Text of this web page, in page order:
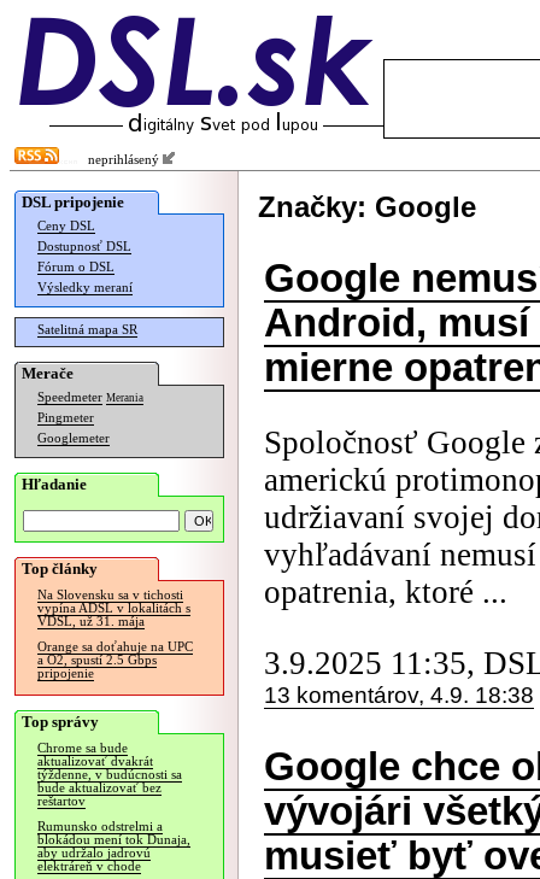
neprihlásený
DSL pripojenie
Ceny DSL
Dostupnosť DSL
Fórum o DSL
Výsledky meraní
Satelitná mapa SR
Merače
Speedmeter Merania
Pingmeter
Googlemeter
Hľadanie
Top články
Na Slovensku sa v tichosti
vypína ADSL v lokalitách s
VDSL, už 31. mája
Orange sa doťahuje na UPC
a O2, spustí 2.5 Gbps
pripojenie
Top správy
Chrome sa bude
aktualizovať dvakrát
týždenne, v budúcnosti sa
bude aktualizovať bez
reštartov
Rumunsko odstrelmi a
blokádou mení tok Dunaja,
aby udržalo jadrovú
elektráreň v chode
Značky: Google
Google
Android,
mierne
Spoločnosť Google
americkú
udržiavaní svojej
vyhľadávaní
opatrenia, ktoré ...
3.9.2025 11:35,
13 komentárov, 4.9. 18:38
Google chce
vývojári
musieť byť